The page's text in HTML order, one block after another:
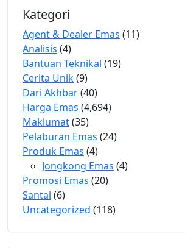
Kategori
Agent & Dealer Emas (11)
Analisis (4)
Bantuan Teknikal (19)
Cerita Unik(9)
Dari Akhbar(40)
Harga Emas (4,694)
Maklumat(35)
Pelaburan Emas (24)
Produk Emas (4)
Jongkong Emas (4)
Promosi Emas (20)
Santai (6)
Uncategorized (118)